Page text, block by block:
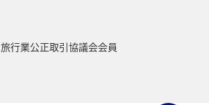
旅行業公正取引協議会会員